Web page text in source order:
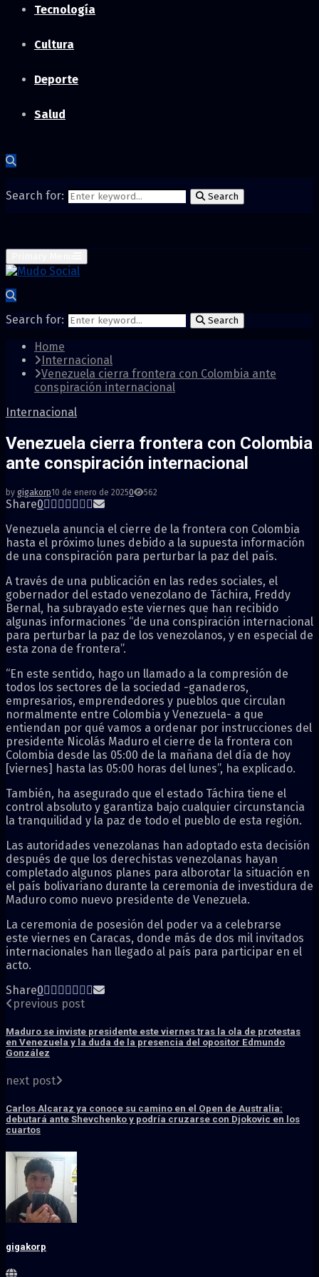
Tecnología
Cultura
Deporte
Salud
Search for: Search
Search for: Search
Home
Internacional
Venezuela cierra frontera con Colombia ante
conspiración internacional
Internacional
Venezuela cierra frontera con Colombia
ante conspiración internacional
by gigakorp10 de enero de 20250 562
Share0
Venezuela anuncia el cierre de la frontera con Colombia
hasta el próximo lunes debido a la supuesta información
de una conspiración para perturbar la paz del país.
A través de una publicación en las redes sociales, el
gobernador del estado venezolano de Táchira, Freddy
Bernal, ha subrayado este viernes que han recibido
algunas informaciones “de una conspiración internacional
para perturbar la paz de los venezolanos, y en especial de
esta zona de frontera”.
“En este sentido, hago un llamado a la compresión de
todos los sectores de la sociedad -ganaderos,
empresarios, emprendedores y pueblos que circulan
normalmente entre Colombia y Venezuela- a que
entiendan por qué vamos a ordenar por instrucciones del
presidente Nicolás Maduro el cierre de la frontera con
Colombia desde las 05:00 de la mañana del día de hoy
[viernes] hasta las 05:00 horas del lunes”, ha explicado.
También, ha asegurado que el estado Táchira tiene el
control absoluto y garantiza bajo cualquier circunstancia
la tranquilidad y la paz de todo el pueblo de esta región.
Las autoridades venezolanas han adoptado esta decisión
después de que los derechistas venezolanas hayan
completado algunos planes para alborotar la situación en
el país bolivariano durante la ceremonia de investidura de
Maduro como nuevo presidente de Venezuela.
La ceremonia de posesión del poder va a celebrarse
este viernes en Caracas, donde más de dos mil invitados
internacionales han llegado al país para participar en el
acto.
Share0
previous post
Maduro se inviste presidente este viernes tras la ola de protestas
en Venezuela y la duda de la presencia del opositor Edmundo
González
next post
Carlos Alcaraz ya conoce su camino en el Open de Australia:
debutará ante Shevchenko y podría cruzarse con Djokovic en los
cuartos
gigakorp